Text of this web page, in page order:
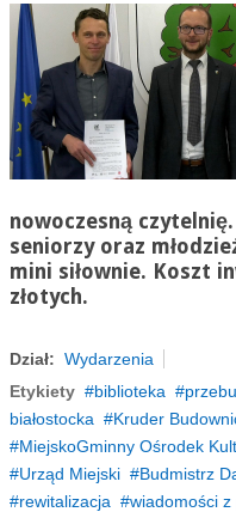
nowoczesną
seniorzy oraz
mini siłownie. Koszt
złotych.
Dział: Wydarzenia
Etykiety
biblioteka
białostocka
Kruder
MiejskoGminny Ośrodek
Urząd Miejski
Budmistrz
rewitalizacja
wiadomości z